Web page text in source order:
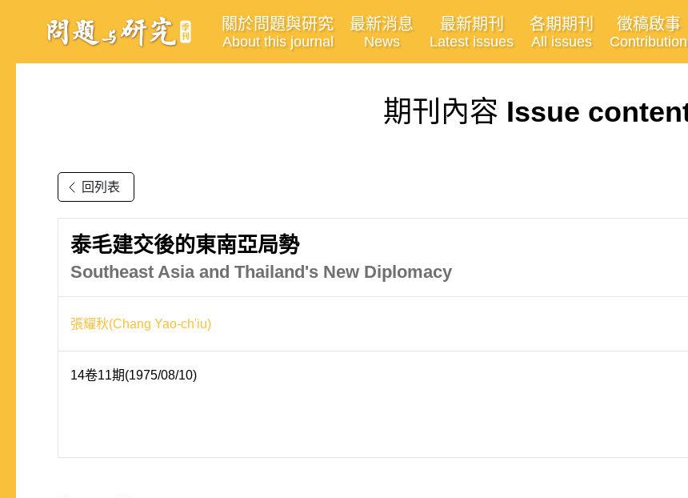
關於問題與研究
About this journal
最新消息
News
最新期刊
Latest issues
各期期刊
All issues
徵稿啟事
Contribution
期刊內容 Issue
回列表
泰毛建交後的東南亞局勢
Southeast Asia and Thailand's New Diplomacy
張耀秋(Chang Yao-ch'iu)
14卷11期(1975/08/10)